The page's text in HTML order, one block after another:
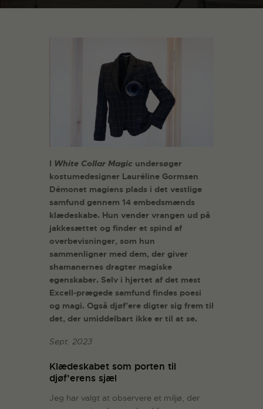
I White Collar Magic undersøger
kostumedesigner Lauréline Gormsen
Démonet magiens plads i det vestlige
samfund gennem 14 embedsmænds
klædeskabe. Hun vender vrangen ud på
jakkesættet og finder et spind af
overbevisninger, som hun
sammenligner med dem, der giver
shamanernes dragter magiske
egenskaber. Selv i hjertet af det mest
Excell-prægede samfund findes poesi
og magi. Også djøf’ere digter sig frem til
det, der umiddelbart ikke er til at se.
Sept. 2023
Klædeskabet som porten til
djøf’erens sjæl
Jeg har valgt at observere et miljø, der